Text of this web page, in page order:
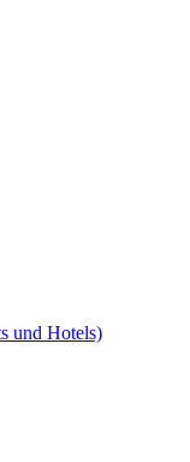
und Hotels)